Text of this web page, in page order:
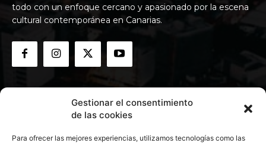
Gestionar el consentimiento
de las cookies
Para ofrecer las mejores experiencias, utilizamos tecnologías como las
todo con un enfoque cercano y apasionado por la escena
cultural contemporánea en Canarias.